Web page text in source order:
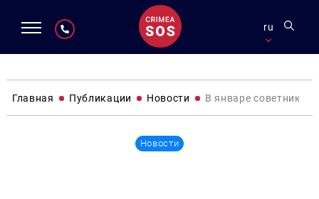
ru
Главная Публикации Новости В январе советники
Новости